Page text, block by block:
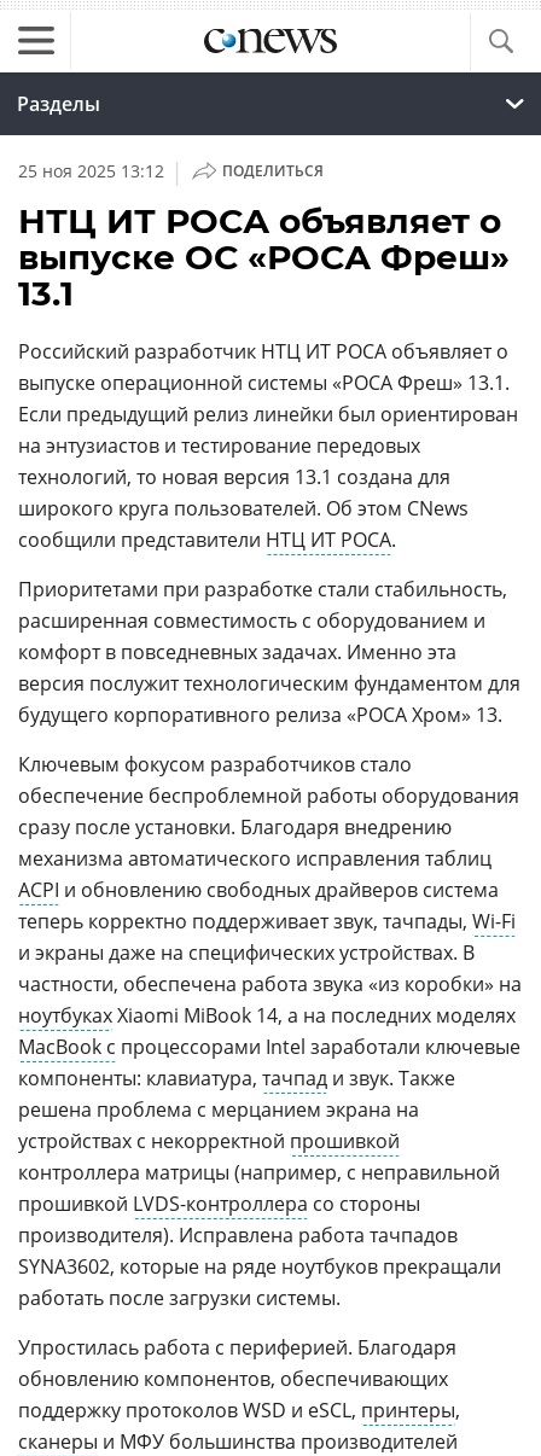
Разделы
25 ноя 2025 13:12 | ПОДЕЛИТЬСЯ
НТЦ ИТ РОСА объявляет о
выпуске ОС «РОСА Фреш»
13.1
Российский разработчик НТЦ ИТ РОСА объявляет о
выпуске операционной системы «РОСА Фреш» 13.1.
Если предыдущий релиз линейки был ориентирован
на энтузиастов и тестирование передовых
технологий, то новая версия 13.1 создана для
широкого круга пользователей. Об этом CNews
сообщили представители НТЦ ИТ РОСА.
Приоритетами при разработке стали стабильность,
расширенная совместимость с оборудованием и
комфорт в повседневных задачах. Именно эта
версия послужит технологическим фундаментом для
будущего корпоративного релиза «РОСА Хром» 13.
Ключевым фокусом разработчиков стало
обеспечение беспроблемной работы оборудования
сразу после установки. Благодаря внедрению
механизма автоматического исправления таблиц
ACPI и обновлению свободных драйверов система
теперь корректно поддерживает звук, тачпады, Wi-Fi
и экраны даже на специфических устройствах. В
частности, обеспечена работа звука «из коробки» на
ноутбукахXiaomi MiBook 14, а на последних моделях
MacBook с процессорами Intel заработали ключевые
компоненты: клавиатура, тачпад и звук. Также
решена проблема с мерцанием экрана на
устройствах с некорректной прошивкой
контроллера матрицы (например, с неправильной
прошивкой LVDS-контроллера со стороны
производителя). Исправлена работа тачпадов
SYNA3602, которые на ряде ноутбуков прекращали
работать после загрузки системы.
Упростилась работа с периферией. Благодаря
обновлению компонентов, обеспечивающих
поддержку протоколов WSD и eSCL, принтеры,
сканеры и МФУ большинства производителей